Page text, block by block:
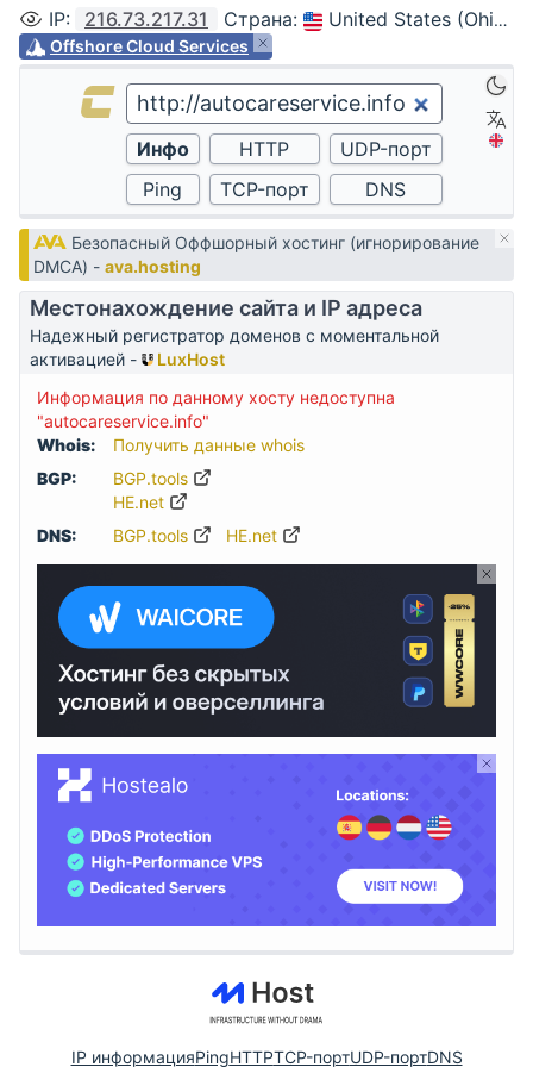
IP: 216.73.217.31 Страна: United States (Ohio, Columbus)
Offshore Cloud Services
Безопасный Оффшорный хостинг (игнорирование
DMCA) - ava.hosting
Местонахождение сайта и IP адреса
Надежный регистратор доменов с моментальной
активацией -
LuxHost
Информация по данному хосту недоступна
"autocareservice.info"
Whois:
Получить данные whois
BGP:
BGP.tools
HE.net
DNS:
BGP.tools HE.net
IP информацияPingHTTPTCP-портUDP-портDNS